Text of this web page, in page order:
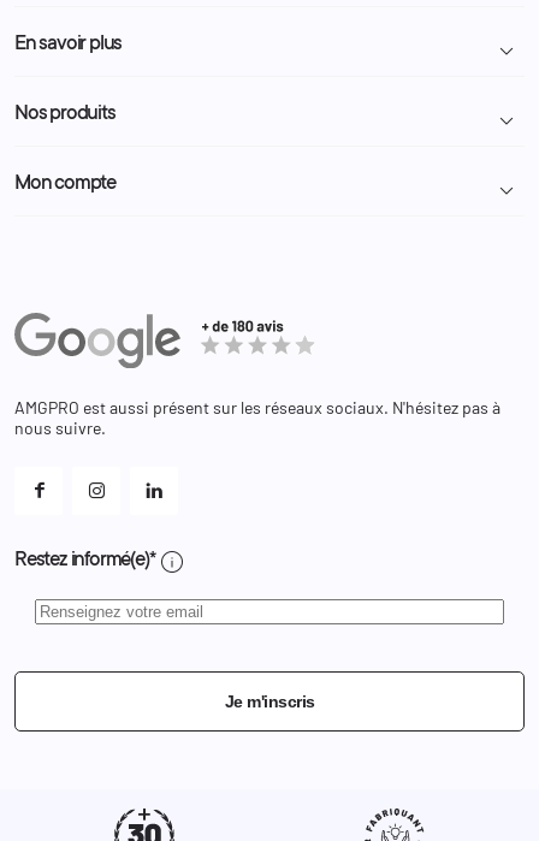
Livraison et retour colis
Demande de devis
Nous contacter
En savoir plus 
Programme Fidélité
Administration
Nos produits 
Police Municipale | ASVP
Equipements
Bagagerie
Mon compte 
Adresses
Bons de réduction
Et les cookies ?
AMGPRO est aussi présent sur les réseaux sociaux. N'hésitez pas à
nous suivre.
Restez informé(e)* info
Je m'inscris